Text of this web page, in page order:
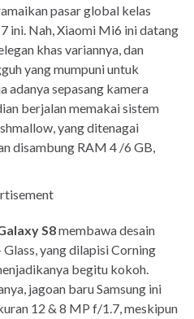
pasar global kelas
ini. Nah, Xiaomi Mi6 ini datang
khas variannya, dan
yang mumpuni untuk
adanya sepasang kamera
berjalan memakai sistem
yang ditenagai
disambung RAM 4 /6 GB,
S8membawa desain
yang dilapisi Corning
begitu kokoh.
jagoan baru Samsung ini
12 & 8 MP f/1.7, meskipun